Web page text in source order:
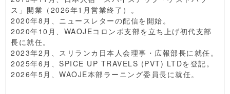
ス」開業（2026年1月営業終了）。
2020年8月、ニュースレターの配信を開始。
2020年10月、WAOJEコロンボ支部を立ち上げ初代支部
長に就任。
2023年2月、スリランカ日本人会理事・広報部長に就任。
2025年6月、SPICE UP TRAVELS (PVT) LTDを登記。
2026年5月、WAOJE本部ラーニング委員長に就任。